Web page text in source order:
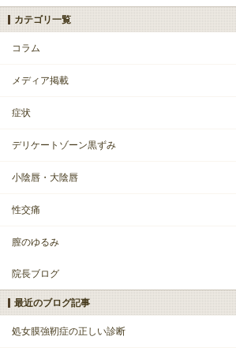
カテゴリ一覧
コラム
メディア掲載
症状
デリケートゾーン黒ずみ
小陰唇・大陰唇
性交痛
膣のゆるみ
院長ブログ
最近のブログ記事
処女膜強靭症の正しい診断